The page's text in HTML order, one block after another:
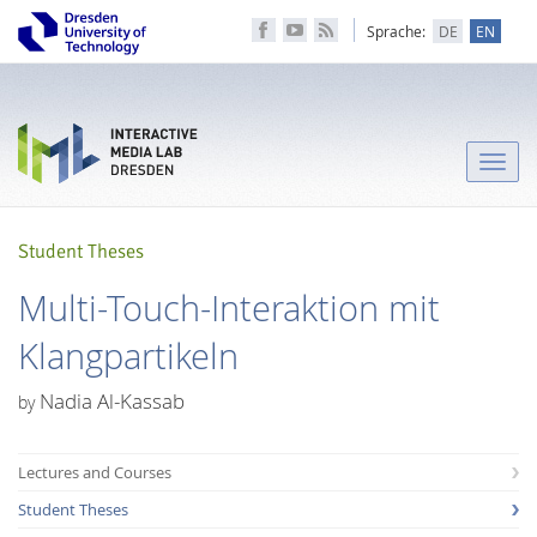
Sprache: DE EN
Toggle
Student Theses
Multi-Touch-Interaktion mit
Klangpartikeln
byNadia Al-Kassab
Lectures and Courses
Student Theses